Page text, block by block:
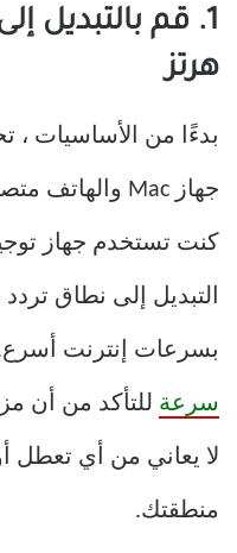
هرتز
بدءًا من الأساسيات ،
كنت تستخدم جهاز
بسرعات إنترنت أسرع.
سرعة للتأكد من أن
لا يعاني من أي تعطل
منطقتك.